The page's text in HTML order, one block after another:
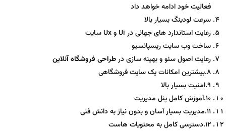
فعالیت خود ادامه خواهد داد
سرعت لودینگ بسیار بالا
رعایت استاندارد های جهانی در Ui و Ux سایت
ساخت وب سایت ریسپانسیو
رعایت اصول سئو و بهینه سازی درطراحی فروشگاه آنلاین
۸.بیشترین امکانات یک سایت فروشگاهی
۹.امنیت بسیار بالا
۱۰.آموزش کامل پنل مدیریت
۱۱.مدیریت بسیار آسان و بدون نیاز به دانش فنی
۱۲.دسترسی کامل به محتویات هاست